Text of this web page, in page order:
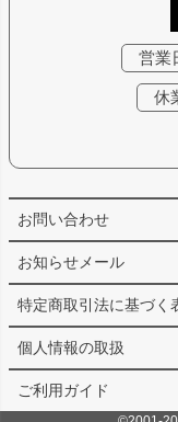
お問い合わせ
お知らせメール
特定商取引法に基づく
個人情報の取扱
ご利用ガイド
営業
休